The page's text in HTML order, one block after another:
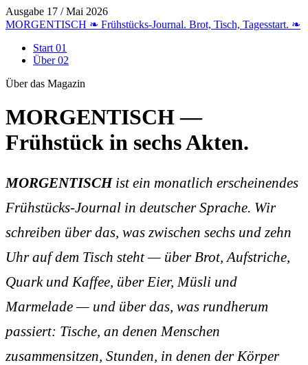
Ausgabe 17 / Mai 2026
MORGENTISCH ❧ Frühstücks-Journal. Brot, Tisch, Tagesstart. ❧
Start 01
Über 02
Über das Magazin
MORGENTISCH —
Frühstück in sechs Akten.
MORGENTISCHist ein monatlich erscheinendes
Frühstücks-Journal in deutscher Sprache. Wir
schreiben über das, was zwischen sechs und zehn
Uhr auf dem Tisch steht — über Brot, Aufstriche,
Quark und Kaffee, über Eier, Müsli und
Marmelade — und über das, was rundherum
passiert: Tische, an denen Menschen
zusammensitzen, Stunden, in denen der Körper